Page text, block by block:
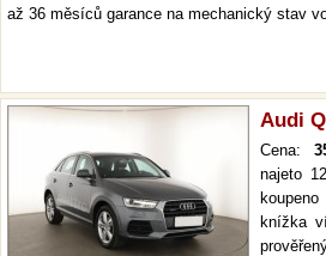
až 36 měsíců garance na mechanický stav
Audi
Cena:
najeto
knížka